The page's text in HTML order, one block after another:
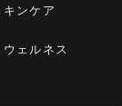
キンケア
ウェルネス